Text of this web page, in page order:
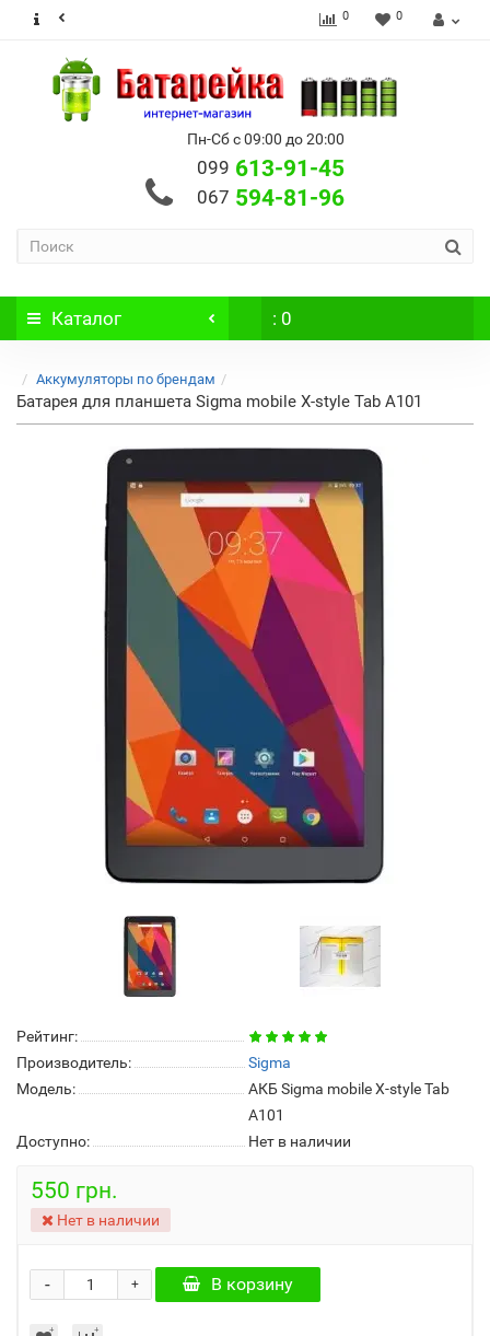
0 0
Пн-Сб с 09:00 до 20:00
099 613-91-45
067 594-81-96
Каталог : 0
Аккумуляторы по брендам
Батарея для планшета Sigma mobile X-style Tab A101
Рейтинг:
Производитель:
Sigma
Модель:
АКБ Sigma mobile X-style Tab
A101
Доступно:
Нет в наличии
550 грн.
Нет в наличии
+
- В корзину